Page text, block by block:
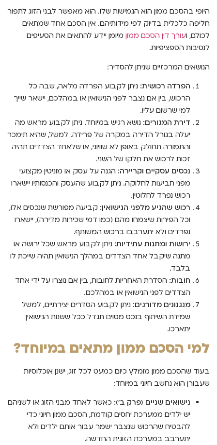
היופי בהסכם ממון הוא הגמישות שלו. הוא מאפשר לבני הזוג לתפור
חליפה כלכלית בדיוק לפי מידותיהם. אין הסכם אחד שמתאים
לכולם, ועורך דין הסכם ממון מיומן יידע להתאים את הסעיפים
לנסיבות הספציפיות.
הנושאים המרכזיים שניתן להסדיר:
הפרדה רכושית: ניתן לקבוע הפרדה מלאה, שבה כל
הרכוש, בין אם נצבר לפני הנישואין או במהלכם, יישאר שייך
למי שרשום עליו.
דירת המגורים: נושא רגיש במיוחד. ניתן לקבוע מראש מה
יעלה בגורל הדירה במקרה של פרידה. למשל, שהיא תימכר
והתמורה תחולק באופן לא שוויוני, או שלאחד הצדדים תהיה
זכות לרכוש את חלקו של השני.
נכסים עסקיים וקריירה: הגנה על עסק או מוניטין מקצועי
מפני תביעות לחלוקה. ניתן לקבוע שהעסק והכנסותיו יישארו
רכוש נפרד לחלוטין.
רכוש שהגיע מלפני הנישואין: קביעה מפורשת שנכסים אלו,
וכל הפירות שיצמחו מהם (כמו דמי שכירות מדירה), יישארו
נפרדים ולא יתערבבו ברכוש המשותף.
ירושות ומתנות עתידיות: ניתן לקבוע מראש שכל ירושה או
מתנה שיקבל אחד הצדדים במהלך הנישואין תהיה שייכת לו
בלבד.
חובות: הסדרת האחריות לחובות, בין אם נוצרו על ידי אחד
הצדדים לפני הנישואין או במהלכם.
מנגנונים מדורגים: ניתן לקבוע הסדרים יצירתיים, למשל
שמידת השיתוף בנכס מסוים תגדל ככל ששנות הנישואין
יתארכו.
למי הסכם ממון מתאים במיוחד?
בעוד שהסכם ממון מומלץ כיום כמעט לכל זוג, ישנן אוכלוסיות
שעבורן הוא נחשב חיוני במיוחד:
נישואים שניים (פרק ב'): כאשר לאחד מבני הזוג או לשניהם
יש ילדים ממערכת יחסים קודמת, הסכם ממון חיוני כדי
להבטיח שהרכוש שנצבר ישמר עבור אותם ילדים ולא
יתערבב במערכת הזוגית החדשה.